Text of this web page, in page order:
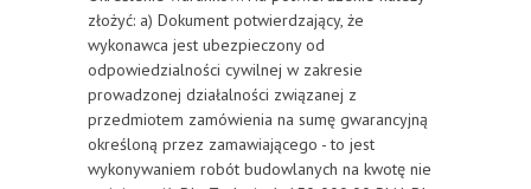
złożyć: a) Dokument potwierdzający, że
wykonawca jest ubezpieczony od
odpowiedzialności cywilnej w zakresie
prowadzonej działalności związanej z
przedmiotem zamówienia na sumę gwarancyjną
określoną przez zamawiającego - to jest
wykonywaniem robót budowlanych na kwotę nie